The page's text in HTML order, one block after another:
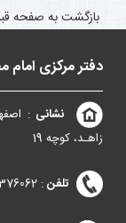
بازگشت به صفحه
دفتر مرکزی
نشانی :
زاهـد، کوچه 19
تلفن:
33376062 - 33376061 (031)